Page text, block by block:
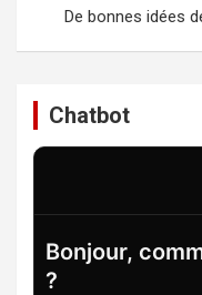
De bonnes idées
Chatbot
Bonjour,
?